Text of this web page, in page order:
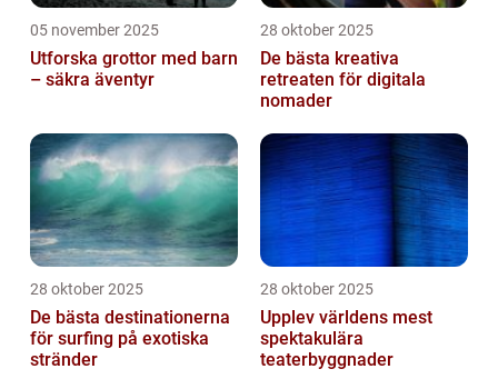
05 november 2025
Utforska grottor med barn
– säkra äventyr
28 oktober 2025
De bästa kreativa
retreaten för digitala
nomader
28 oktober 2025
De bästa destinationerna
för surfing på exotiska
stränder
28 oktober 2025
Upplev världens mest
spektakulära
teaterbyggnader